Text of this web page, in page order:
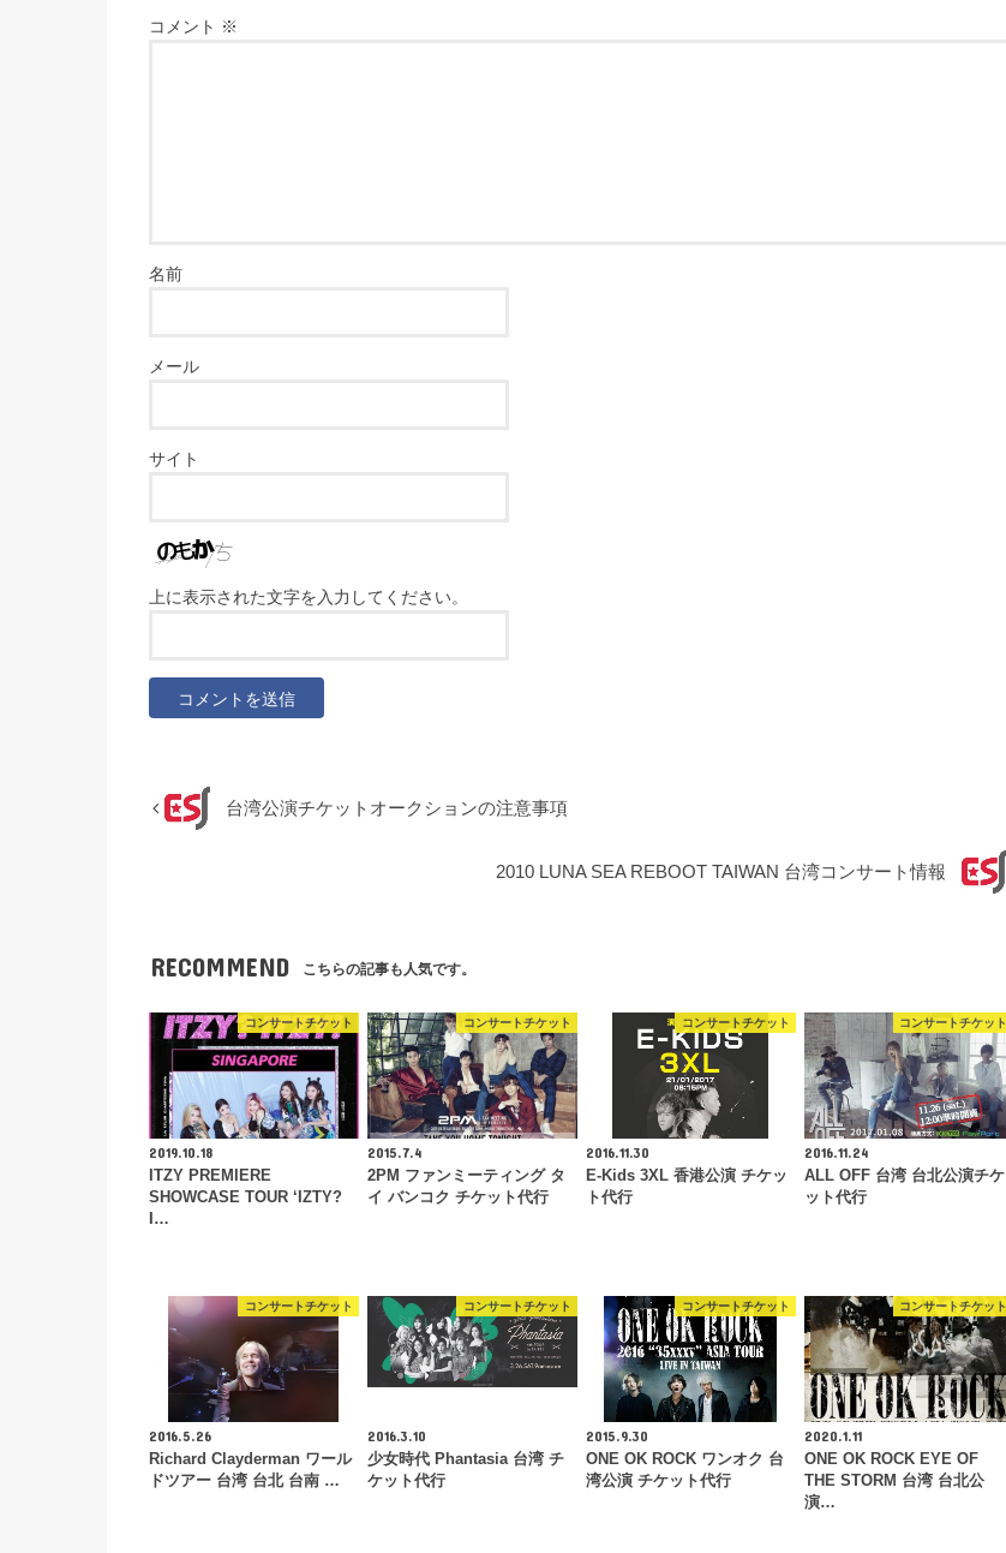
コメント ※
名前
メール
サイト
上に表示された文字を入力してください。
台湾公演チケットオークションの注意事項
2010 LUNA SEA REBOOT TAIWAN 台湾コンサート情報
RECOMMEND こちらの記事も人気です。
コンサートチケット
2019.10.18
ITZY PREMIERE
SHOWCASE TOUR ‘IZTY?
I…
コンサートチケット
2015.7.4
2PM ファンミーティング タ
イ バンコク チケット代行
コンサートチケット
2016.11.30
E-Kids 3XL 香港公演 チケッ
ト代行
コンサートチケット
2016.11.24
ALL OFF 台湾 台北公演チケ
ット代行
コンサートチケット
2016.5.26
Richard Clayderman ワール
ドツアー 台湾 台北 台南 …
コンサートチケット
2016.3.10
少女時代 Phantasia 台湾 チ
ケット代行
コンサートチケット
2015.9.30
ONE OK ROCK ワンオク 台
湾公演 チケット代行
コンサートチケット
2020.1.11
ONE OK ROCK EYE OF
THE STORM 台湾 台北公
演…